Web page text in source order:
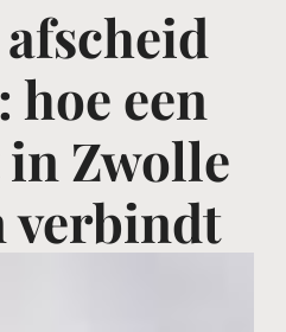
hoe een
Zwolle
verbindt